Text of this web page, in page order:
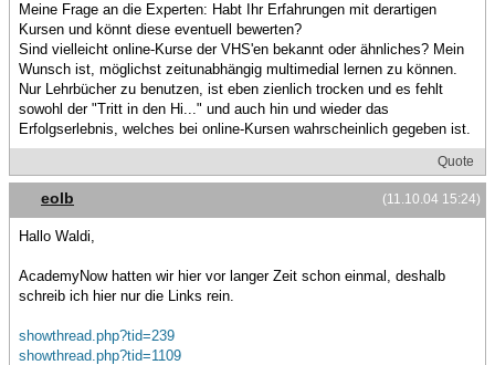
Meine Frage an die Experten: Habt Ihr Erfahrungen mit derartigen
Kursen und könnt diese eventuell bewerten?
Sind vielleicht online-Kurse der VHS'en bekannt oder ähnliches? Mein
Wunsch ist, möglichst zeitunabhängig multimedial lernen zu können.
Nur Lehrbücher zu benutzen, ist eben zienlich trocken und es fehlt
sowohl der "Tritt in den Hi..." und auch hin und wieder das
Erfolgserlebnis, welches bei online-Kursen wahrscheinlich gegeben ist.
Quote
(11.10.04 15:24)
eolb
Hallo Waldi,
AcademyNow hatten wir hier vor langer Zeit schon einmal, deshalb
schreib ich hier nur die Links rein.
showthread.php?tid=239
showthread.php?tid=1109